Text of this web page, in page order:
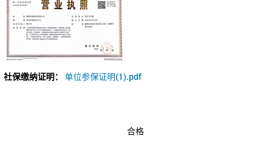
社保缴纳证明： 单位参保证明(1).pdf
合格